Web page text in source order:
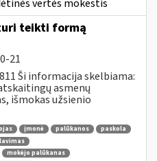
vertės mokestis
teikti formą
21
Ši informacija skelbiama:
asmenų
išmokas užsienio
įmonė palūkanos
paskola
mokėjo palūkanas